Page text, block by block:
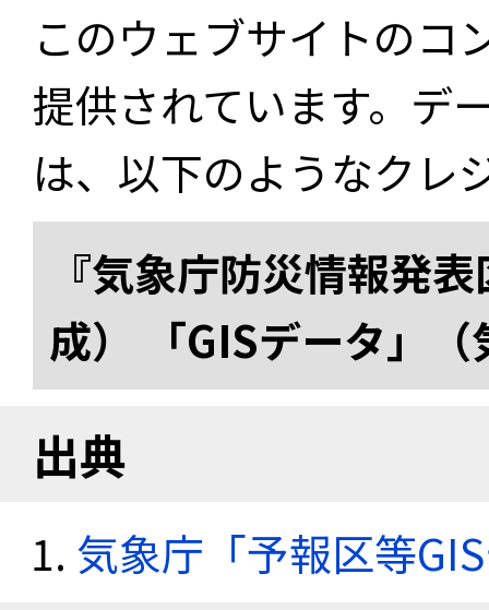
このウェブサイトのコ
提供されています。デ
は、以下のようなクレ
『気象庁防災情報発
成） 「GISデータ」
出典
気象庁「予報区等